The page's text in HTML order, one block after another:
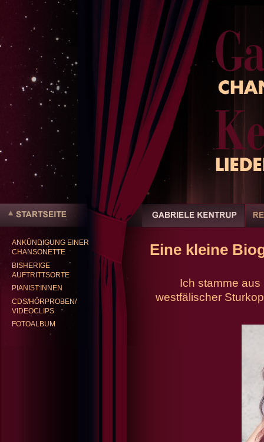
Benutzerspezifische
Direkt
zum
Inhalt
Sektionen
GABRIELE KENTRUP
Startseite
ANKÜNDIGUNG EINER
CHANSONETTE
BISHERIGE
AUFTRITTSORTE
PIANIST:INNEN
CDS/HÖRPROBEN/
VIDEOCLIPS
FOTOALBUM
Eine kleine
Ich stamme
westfälischer